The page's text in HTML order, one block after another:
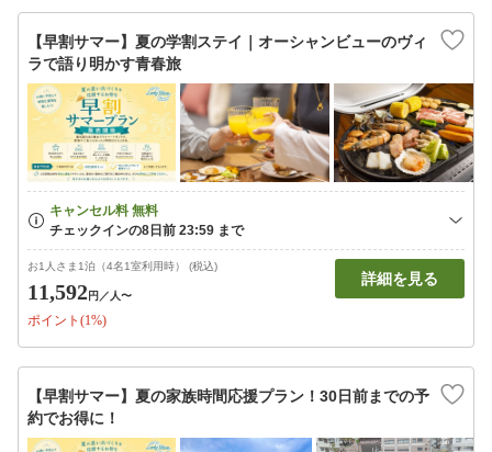
【早割サマー】夏の学割ステイ｜オーシャンビューのヴィ
ラで語り明かす青春旅
お1人さま1泊（4名1室利用時） (税込)
11,592円 ／人〜
ポイント(1%)
詳細を見る
【早割サマー】夏の家族時間応援プラン！30日前までの予
約でお得に！